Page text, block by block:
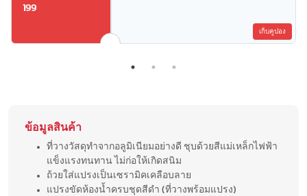
199
เก็บคูปอง
ข้อมูลสินค้า
ที่วางวัสดุทำจากอลูมิเนียมอย่างดี ชุบด้วยสีแม่เหล็กไฟฟ้า
แข็งแรงทนทาน ไม่ก่อให้เกิดสนิม
ถ้วยใส่แปรงเป็นเซรามิคเคลือบลาย
แปรงขัดห้องน้ำครบชุดสีดำ (ที่วางพร้อมแปรง)